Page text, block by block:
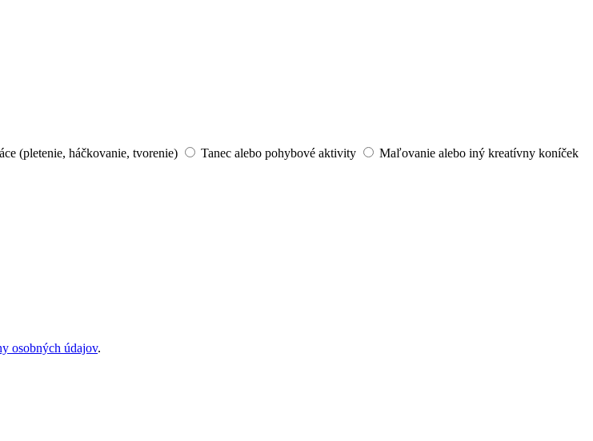
(pletenie, háčkovanie, tvorenie) Tanec alebo pohybové aktivity Maľovanie alebo iný kreatívny koníček
osobných údajov.